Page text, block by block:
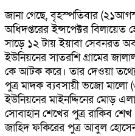
জানা গেছে, বৃহস্পতিবার
অধিদপ্তরের ইন্সপেক্টর বিলায়েত
সাড়ে ১২ টায় ইয়াবা সেবনরত
ইউনিয়নের সাতরশি গ্রামের
কে আটক করে। তার দেওয়া
পুত্র মাদক ব্যবসায়ী ভজো মালো
ইউনিয়নের মাইনদ্দিনের মোড়
সোবাহান শেখের পুত্র রাকিব
জাহিদ ফকিরের পুত্র আবুল